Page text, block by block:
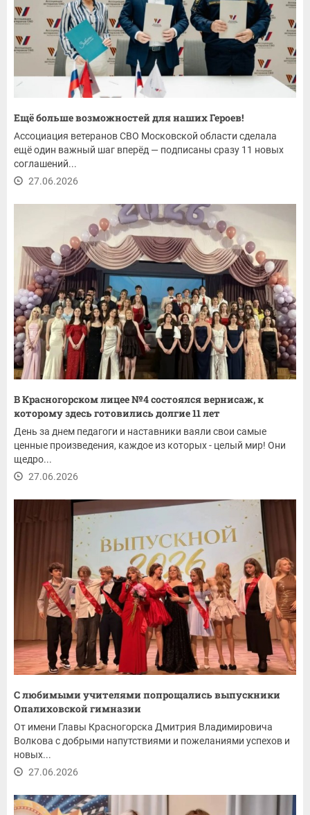
Ещё больше возможностей для наших Героев!
Ассоциация ветеранов СВО Московской области сделала
ещё один важный шаг вперёд — подписаны сразу 11 новых
соглашений...
27.06.2026
В Красногорском лицее №4 состоялся вернисаж, к
которому здесь готовились долгие 11 лет
День за днем педагоги и наставники ваяли свои самые
ценные произведения, каждое из которых - целый мир! Они
щедро...
27.06.2026
С любимыми учителями попрощались выпускники
Опалиховской гимназии
От имени Главы Красногорска Дмитрия Владимировича
Волкова с добрыми напутствиями и пожеланиями успехов и
новых...
27.06.2026